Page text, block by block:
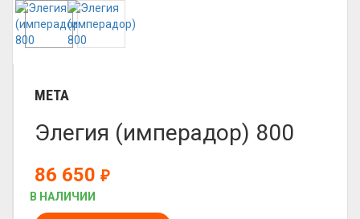
META
Элегия (имперадор) 800
86 650 ₽
В НАЛИЧИИ